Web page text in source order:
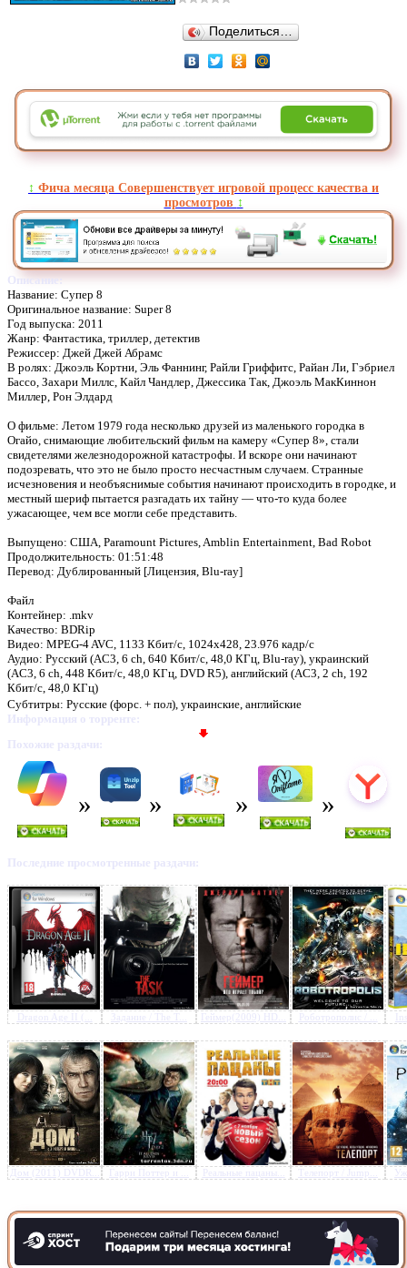
Предлагаем скачать
Супер 8 (2011) BDRip-AVC»
Поделиться…
↕️ Фича месяца Совершенствует игровой процесс качества и
просмотров ↕️
Описание:
Название: Супер 8
Оригинальное название: Super 8
Год выпуска: 2011
Жанр: Фантастика, триллер, детектив
Режиссер: Джей Джей Абрамс
В ролях: Джоэль Кортни, Эль Фаннинг, Райли Гриффитс, Райан Ли, Гэбриел
Бассо, Захари Миллс, Кайл Чандлер, Джессика Так, Джоэль МакКиннон
Миллер, Рон Элдард
О фильме: Летом 1979 года несколько друзей из маленького городка в
Огайо, снимающие любительский фильм на камеру «Супер 8», стали
свидетелями железнодорожной катастрофы. И вскоре они начинают
подозревать, что это не было просто несчастным случаем. Странные
исчезновения и необъяснимые события начинают происходить в городке, и
местный шериф пытается разгадать их тайну — что-то куда более
ужасающее, чем все могли себе представить.
Выпущено: США, Paramount Pictures, Amblin Entertainment, Bad Robot
Продолжительность: 01:51:48
Перевод: Дублированный [Лицензия, Blu-ray]
Файл
Контейнер: .mkv
Качество: BDRip
Видео: MPEG-4 AVC, 1133 Кбит/с, 1024x428, 23.976 кадр/с
Аудио: Русский (AC3, 6 ch, 640 Кбит/c, 48,0 КГц, Blu-ray), украинский
(AC3, 6 ch, 448 Кбит/c, 48,0 КГц, DVD R5), английский (AC3, 2 ch, 192
Кбит/c, 48,0 КГц)
Субтитры: Русские (форс. + пол), украинские, английские
Информация о торренте:
Похожие раздачи:
Последние просмотренные раздачи:
Задание / The T... Геймер(2009) HD... Роботрополис / ...
Дом (2011) DVDR... Гарри Поттер и ... Реальные пацаны... Телепорт / Jump...